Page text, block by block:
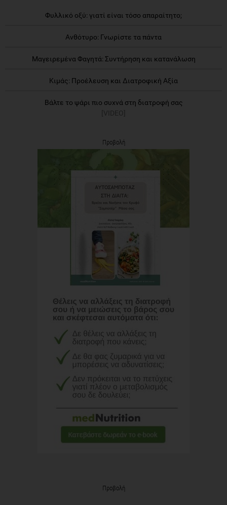
Φυλλικό οξύ: γιατί είναι τόσο απαραίτητο;
Ανθότυρο: Γνωρίστε τα πάντα
Μαγειρεμένα Φαγητά: Συντήρηση και κατανάλωση
Κιμάς: Προέλευση και Διατροφική Αξία
Βάλτε το ψάρι πιο συχνά στη διατροφή σας
[VIDEO]
Προβολή
Προβολή